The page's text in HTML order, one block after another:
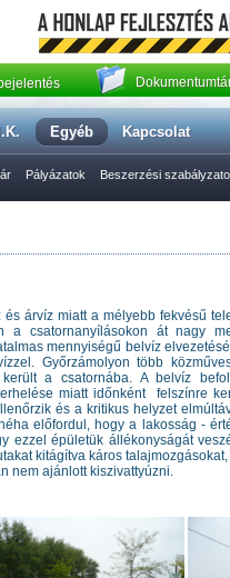
Egyéb Kapcsolat
Pályázatok Beszerzési
és árvíz miatt a mélyebb fekvésű
a csatornanyílásokon át nagy
mennyiségű belvíz
Győrzámolyon több
a csatornába. A belvíz
miatt időnként felszínre
és a kritikus helyzet
előfordul, hogy a lakosság -
ezzel épületük állékonyságát
kitágítva káros
nem ajánlott kiszivattyúzni.